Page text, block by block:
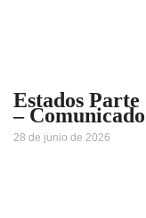
Estados
–
28 de junio de 2026